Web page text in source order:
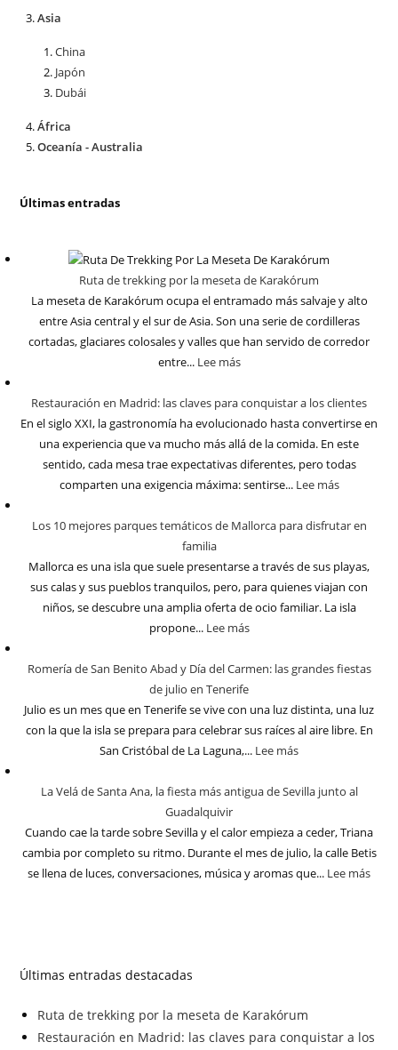
Asia
China
Japón
Dubái
África
Oceanía - Australia
Últimas entradas
Ruta de trekking por la meseta de Karakórum
La meseta de Karakórum ocupa el entramado más salvaje y alto
entre Asia central y el sur de Asia. Son una serie de cordilleras
cortadas, glaciares colosales y valles que han servido de corredor
entre... Lee más
Restauración en Madrid: las claves para conquistar a los clientes
En el siglo XXI, la gastronomía ha evolucionado hasta convertirse en
una experiencia que va mucho más allá de la comida. En este
sentido, cada mesa trae expectativas diferentes, pero todas
comparten una exigencia máxima: sentirse... Lee más
Los 10 mejores parques temáticos de Mallorca para disfrutar en
familia
Mallorca es una isla que suele presentarse a través de sus playas,
sus calas y sus pueblos tranquilos, pero, para quienes viajan con
niños, se descubre una amplia oferta de ocio familiar. La isla
propone... Lee más
Romería de San Benito Abad y Día del Carmen: las grandes fiestas
de julio en Tenerife
Julio es un mes que en Tenerife se vive con una luz distinta, una luz
con la que la isla se prepara para celebrar sus raíces al aire libre. En
San Cristóbal de La Laguna,... Lee más
La Velá de Santa Ana, la fiesta más antigua de Sevilla junto al
Guadalquivir
Cuando cae la tarde sobre Sevilla y el calor empieza a ceder, Triana
cambia por completo su ritmo. Durante el mes de julio, la calle Betis
se llena de luces, conversaciones, música y aromas que... Lee más
Últimas entradas destacadas
Ruta de trekking por la meseta de Karakórum
Restauración en Madrid: las claves para conquistar a los